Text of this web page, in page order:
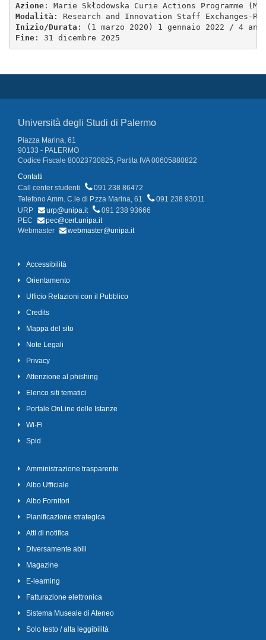
Azione: Marie Skłodowska Curie Actions Programme
Modalità : Research and Innovation Staff
Inizio/Durata : (1 marzo 2020) 1 gennaio 2022 / 4
Fine: 31 dicembre 2025
Università degli Studi di Palermo
Piazza Marina, 61
90133 - PALERMO
Codice Fiscale 80023730825, Partita IVA 00605880822
Contatti
Call center studenti
091 238 86472
Telefono Amm. C.le di P.zza Marina, 61
091 238 93011
URP
urp@unipa.it
091 238 93666
PEC
pec@cert.unipa.it
Webmaster
webmaster@unipa.it
Accessibilità
Orientamento
Ufficio Relazioni con il Pubblico
Credits
Mappa del sito
Note Legali
Privacy
Attenzione al phishing
Elenco siti tematici
Portale OnLine delle Istanze
Wi-Fi
Spid
Amministrazione trasparente
Albo Ufficiale
Albo Fornitori
Pianificazione strategica
Atti di notifica
Diversamente abili
Magazine
E-learning
Fatturazione elettronica
Sistema Museale di Ateneo
Solo testo / alta leggibilità